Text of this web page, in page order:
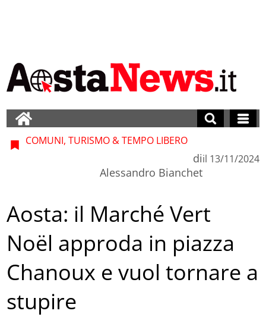
COMUNI, TURISMO & TEMPO LIBERO
di
Alessandro Bianchet
il 13/11/2024
Aosta: il Marché Vert
Noël approda in piazza
Chanoux e vuol tornare a
stupire